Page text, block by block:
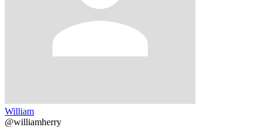
William
@williamherry